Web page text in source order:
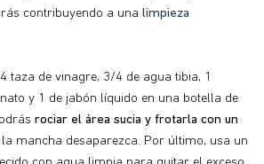
contribuyendo a una limpieza
taza de vinagre, 3/4 de agua tibia, 1
y 1 de jabón líquido en una botella de
rociar el área sucia y frotarla con un
mancha desaparezca. Por último, usa un